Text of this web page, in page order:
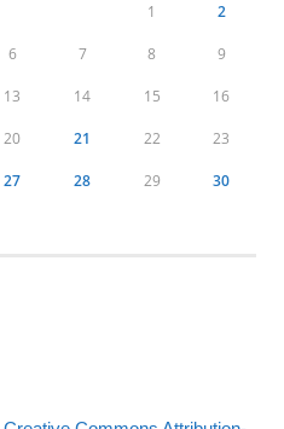
1 2
6 7 8 9
13 14 15 16
20 21 22 23
27 28 29 30